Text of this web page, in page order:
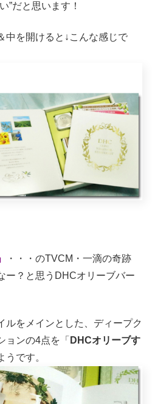
”だと思います！
中を開けると↓こんな感じで
・・・のTVCM・一滴の奇跡
ー？と思うDHCオリーブバー
ルをメインとした、ディープク
ョンの4点を「 DHCオリーブす
うです。